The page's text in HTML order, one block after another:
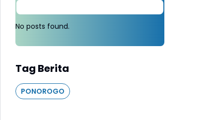
No posts found.
Tag Berita
PONOROGO